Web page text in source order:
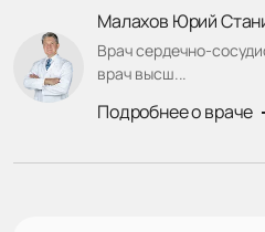
Малахов Юрий
Врач сердечно-
врач высш...
Подробнее о враче